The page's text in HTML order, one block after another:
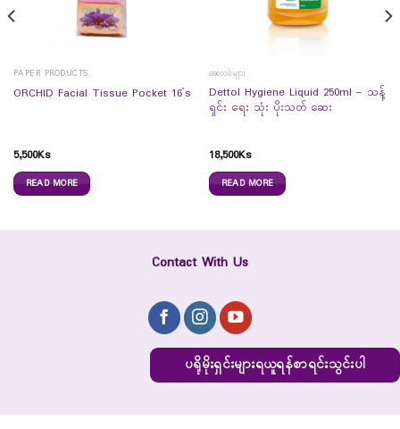
PAPER PRODUCTS
ORCHID Facial Tissue Pocket 16`s
5,500Ks
READ MORE
ဆေးဝါးများ
Dettol Hygiene Liquid 250ml – သန့်
ရှင်း ရေး သုံး ပိုးသတ် ဆေး
18,500Ks
READ MORE
Contact With Us
ပရိုမိုးရှင်းများရယူရန်စာရင်းသွင်းပါ